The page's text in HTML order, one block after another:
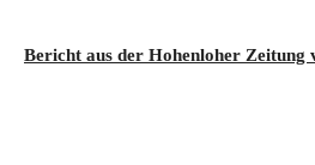
Bericht aus der Hohenloher Zeitung